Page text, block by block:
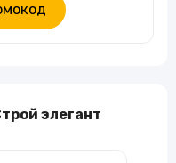
элегант